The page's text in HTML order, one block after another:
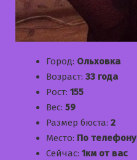
Город: Ольховка
Возраст: 33 года
Рост: 155
Вес: 59
Размер бюста: 2
Место: По телефону
Сейчас: 1км от вас